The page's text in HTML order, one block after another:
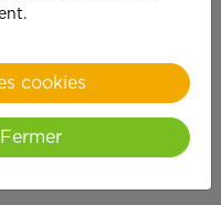
met du
!
cookies